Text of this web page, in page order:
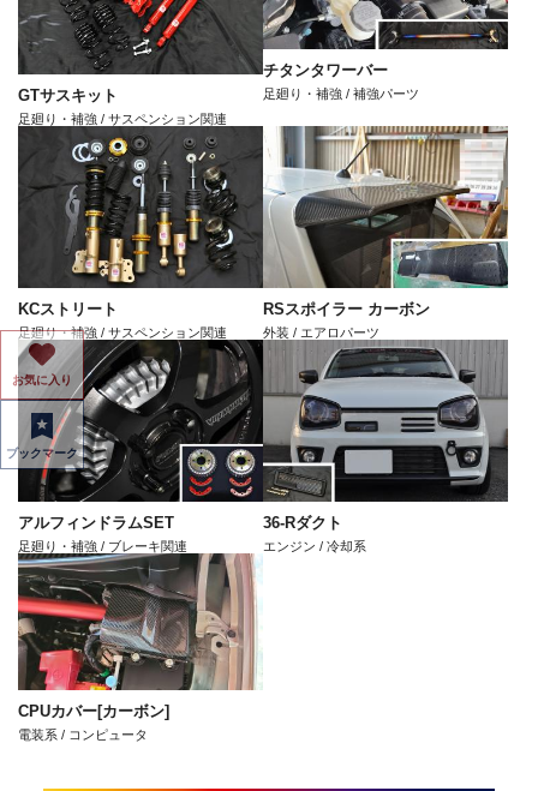
GTサスキット
足廻り・補強 / サスペンション関連
チタンタワーバー
足廻り・補強 / 補強パーツ
KCストリート
足廻り・補強 / サスペンション関連
RSスポイラー カーボン
外装 / エアロパーツ
アルフィンドラムSET
足廻り・補強 / ブレーキ関連
36-Rダクト
エンジン / 冷却系
CPUカバー[カーボン]
電装系 / コンピュータ
お気に入り
ブックマーク